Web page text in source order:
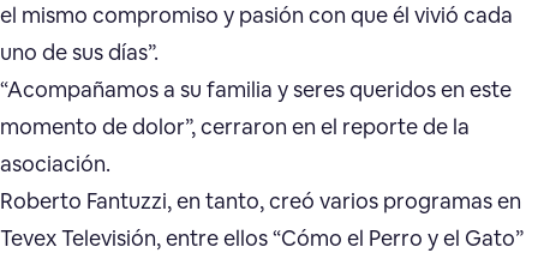
el mismo compromiso y pasión con que él vivió cada
uno de sus días”.
“Acompañamos a su familia y seres queridos en este
momento de dolor”, cerraron en el reporte de la
asociación.
Roberto Fantuzzi, en tanto, creó varios programas en
Tevex Televisión, entre ellos “Cómo el Perro y el Gato”